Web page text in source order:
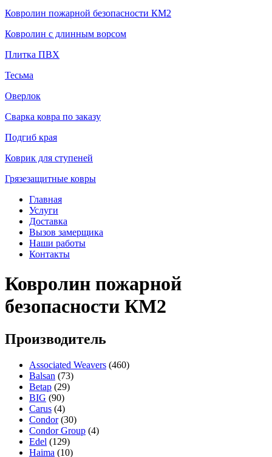
Ковролин пожарной безопасности КМ2
Ковролин с длинным ворсом
Плитка ПВХ
Тесьма
Оверлок
Сварка ковра по заказу
Подгиб края
Коврик для ступеней
Грязезащитные ковры
Главная
Услуги
Доставка
Вызов замерщика
Наши работы
Контакты
Ковролин пожарной
безопасности КМ2
Производитель
Associated Weavers (460)
Balsan (73)
Betap (29)
BIG (90)
Carus (4)
Condor (30)
Condor Group (4)
Edel (129)
Haima (10)